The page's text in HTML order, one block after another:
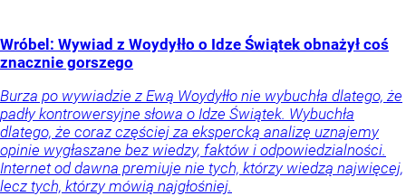
Wróbel: Wywiad z Woydyłło o Idze Świątek obnażył coś
znacznie gorszego
Burza po wywiadzie z Ewą Woydyłło nie wybuchła dlatego, że
padły kontrowersyjne słowa o Idze Świątek. Wybuchła
dlatego, że coraz częściej za ekspercką analizę uznajemy
opinie wygłaszane bez wiedzy, faktów i odpowiedzialności.
Internet od dawna premiuje nie tych, którzy wiedzą najwięcej,
lecz tych, którzy mówią najgłośniej.